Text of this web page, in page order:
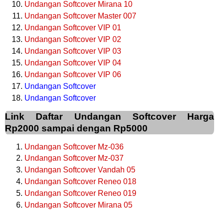
Undangan Softcover Mirana 10
Undangan Softcover Master 007
Undangan Softcover VIP 01
Undangan Softcover VIP 02
Undangan Softcover VIP 03
Undangan Softcover VIP 04
Undangan Softcover VIP 06
Undangan Softcover
Undangan Softcover
Link Daftar Undangan Softcover Harga
Rp2000 sampai dengan Rp5000
Undangan Softcover Mz-036
Undangan Softcover Mz-037
Undangan Softcover Vandah 05
Undangan Softcover Reneo 018
Undangan Softcover Reneo 019
Undangan Softcover Mirana 05